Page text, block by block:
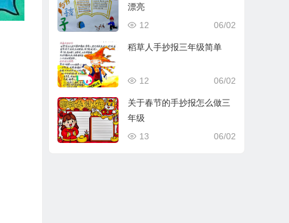
漂亮
06/02
12
稻草人手抄报三年级简单
06/02
12
关于春节的手抄报怎么做三
年级
06/02
13